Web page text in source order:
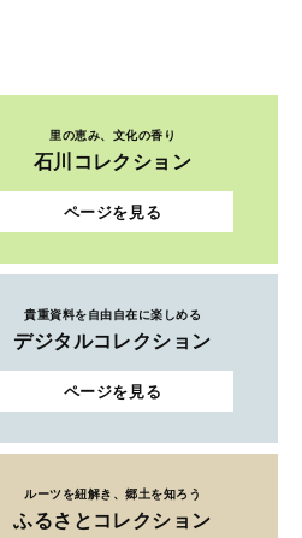
里の恵み、文化の香り
石川コレクション
ページを見る
貴重資料を自由自在に楽しめる
デジタルコレクション
ページを見る
ルーツを紐解き、郷土を知ろう
ふるさとコレクション